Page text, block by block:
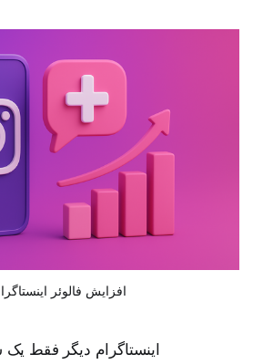
افزایش فالوئر
اینستاگرام دیگر فقط